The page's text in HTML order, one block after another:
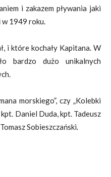
i zakazem pływania jaki
w 1949 roku.
i które kochały Kapitana. W
bardzo dużo unikalnych
morskiego”, czy „Kolebki
Daniel Duda, kpt. Tadeusz
Sobieszczański.